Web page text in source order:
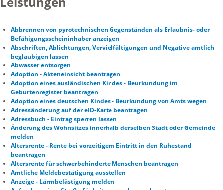
Abbrennen von pyrotechnischen Gegenständen als Erlaubnis- oder
Befähigungsscheininhaber anzeigen
Abschriften, Ablichtungen, Vervielfältigungen und Negative amtlich
beglaubigen lassen
Abwasser entsorgen
Adoption - Akteneinsicht beantragen
Adoption eines ausländischen Kindes - Beurkundung im
Geburtenregister beantragen
Adoption eines deutschen Kindes - Beurkundung von Amts wegen
Adressänderung auf der eID-Karte beantragen
Adressbuch - Eintrag sperren lassen
Änderung des Wohnsitzes innerhalb derselben Stadt oder Gemeinde
melden
Altersrente - Rente bei vorzeitigem Eintritt in den Ruhestand
beantragen
Altersrente für schwerbehinderte Menschen beantragen
Amtliche Meldebestätigung ausstellen
Anzeige - Lärmbelästigung melden